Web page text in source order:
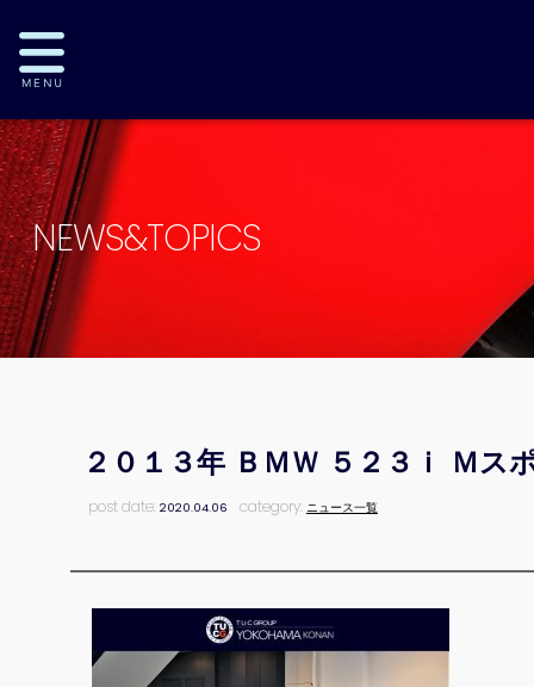
NEWS&TOPICS
２０１３年 ＢＭＷ ５２３ｉ Ｍ
post date:2020.04.06 category: ニュース一覧